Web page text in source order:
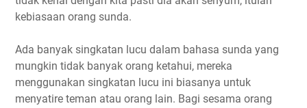
kebiasaan orang sunda.
Ada banyak singkatan lucu dalam bahasa sunda yang
mungkin tidak banyak orang ketahui, mereka
menggunakan singkatan lucu ini biasanya untuk
menyatire teman atau orang lain. Bagi sesama orang